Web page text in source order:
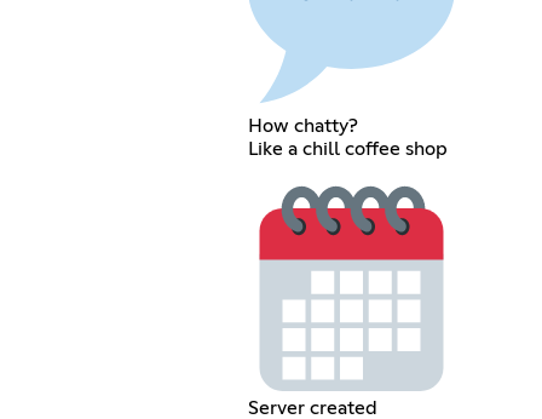
How chatty?
Like a chill coffee shop
Server created